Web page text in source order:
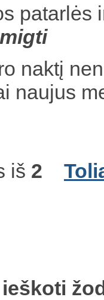
patarlės
migti
naktį
naujus
iš 2